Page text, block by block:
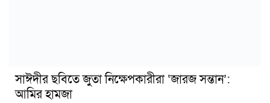
সাঈদীর ছবিতে জুতা নিক্ষেপকারীরা ‘জারজ সন্তান’:
আমির হামজা